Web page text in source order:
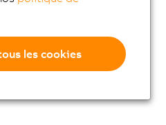
les cookies